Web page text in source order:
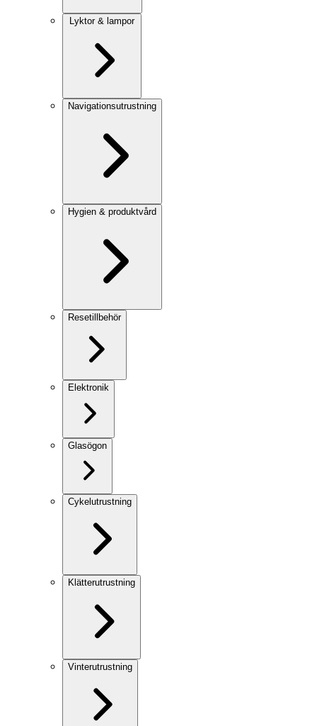
Lyktor & lampor
Navigationsutrustning
Hygien & produktvård
Resetillbehör
Elektronik
Glasögon
Cykelutrustning
Klätterutrustning
Vinterutrustning